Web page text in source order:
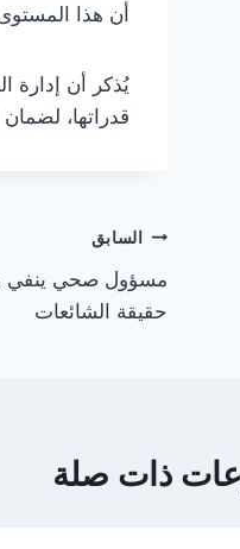
أن هذا
يُذكر أن إدارة
قدراتها،
تصفّح
المقالات
السابق
مسؤول صحي ينفي
حقيقة الشائعات
ذات صلة